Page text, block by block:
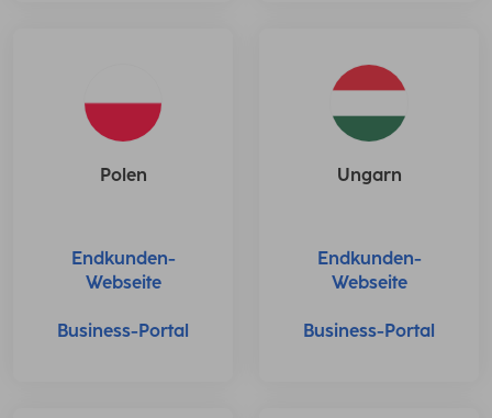
Polen
Endkunden-
Webseite
Business-Portal
Ungarn
Endkunden-
Webseite
Business-Portal